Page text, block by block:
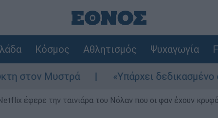
Κόσμος Αθλητισμός Ψυχαγωγία
«Υπάρχει δεδικασμένο
έφερε την ταινιάρα του Νόλαν που οι φαν έχουν